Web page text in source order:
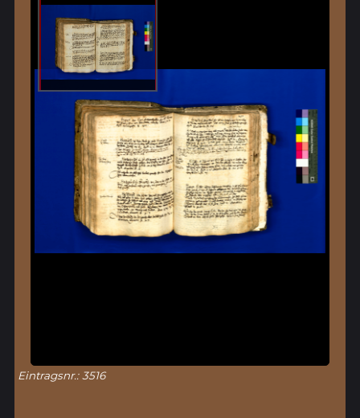
Eintragsnr.: 3516